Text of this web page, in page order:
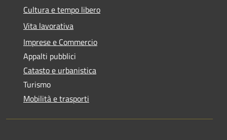
Cultura e tempo libero
Vita lavorativa
Imprese e Commercio
Appalti pubblici
Catasto e urbanistica
Turismo
Mobilità e trasporti